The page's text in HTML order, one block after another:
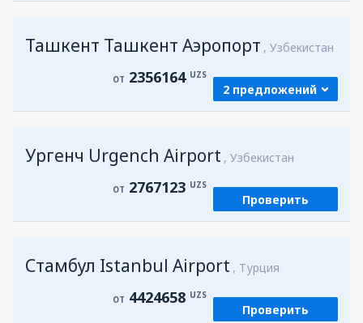
Ташкент Ташкент Аэропорт Узбекистан
ОТ 2356164 UZS
2 предложений
(SKD)
2356164
изУргенч, Urgench Airport (UGC)
Ургенч Urgench Airport Узбекистан
ОТ 2767123 UZS
Проверить
Стамбул Istanbul Airport Турция
ОТ 4424658 UZS
Проверить